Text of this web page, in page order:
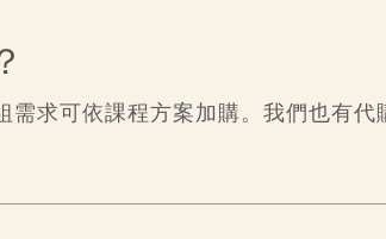
需求可依課程方案加購。我們也有代